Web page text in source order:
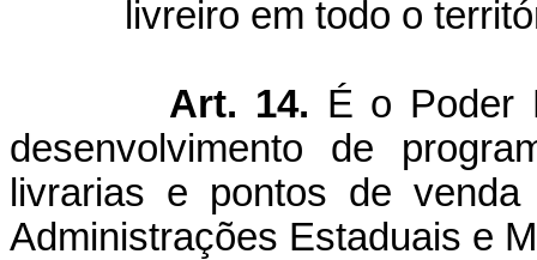
livreiro em todo o
Art. 14. É o Poder
desenvolvimento de
livrarias e pontos de
Administrações Estaduais e